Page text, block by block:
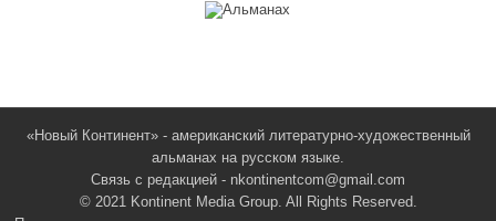
«Новый Континент» - американский литературно-художественный
альманах на русском языке.
Связь с редакцией - nkontinentcom@gmail.com
© 2021 Kontinent Media Group. All Rights Reserved.